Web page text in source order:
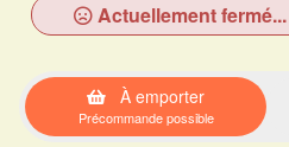
Actuellement fermé...
À emporter
Précommande possible